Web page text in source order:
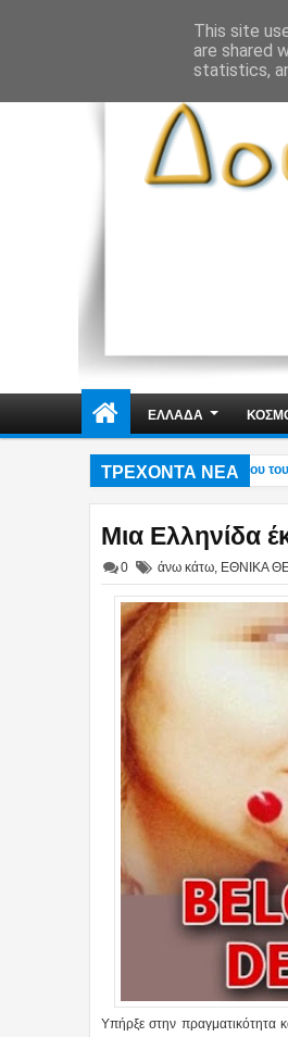
ΕΛΛΑΔΑ
ΤΡΕΧΟΝΤΑ ΝΕΑ
Γερμενό – Η ανάρτηση του γιου του
Μια Ελληνίδα
0 άνω κάτω ΕΘΝΙΚΑ
Υπήρξε στην πραγματικότητα
This site
are shared
statistics,